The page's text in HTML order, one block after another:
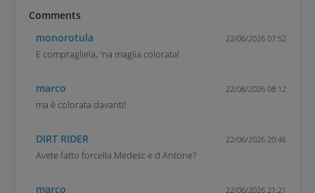
Comments
22/06/2026 07:52
monorotula
E compragliela, 'na maglia colorata!
22/06/2026 08:12
marco
ma è colorata davanti!
22/06/2026 20:46
DIRT RIDER
Avete fatto forcella Medesc e d Antone?
22/06/2026 21:21
marco